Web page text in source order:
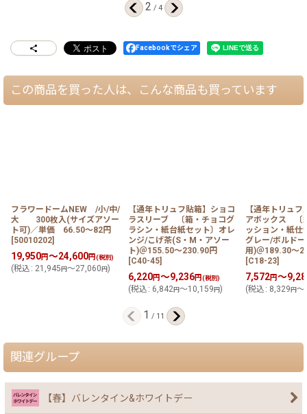
2 / 4
Facebookでシェア
この商品を買った人は、こんな商品も買っています
フラワードームNEW /小/中/
大 300枚入(サイズアソー
ト可)／単価 66.50〜82円
[50010202]
19,950円～24,600円(税別)
(税込 : 21,945円～27,060円)
【通年トリュフ貼箱】ショコ
ラスリーブ 〔箱・チョコグ
ラシン・紙台紙セット〕オレ
ンジ/こげ茶(S・M・アソー
ト)＠155.50〜230.90円
[C40-45]
6,220円～9,236円(税別)
(税込 : 6,842円～10,159円)
【通年トリュ
アボックス 〔
ッション・紙仕
グレー/ボルド
用)＠189.30〜
[C18-23]
7,572円～
(税込 : 8,329円～
1 / 11
関連グループ
【春】バレンタイン&ホワイトデー